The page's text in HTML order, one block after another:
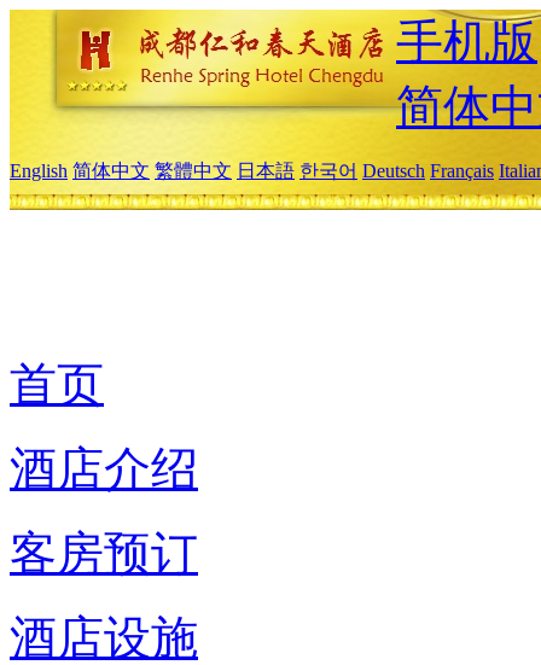
手机版
简体
English 简体中文 繁體中文 日本語 한국어 Deutsch Français
首页
酒店介绍
客房预订
酒店设施